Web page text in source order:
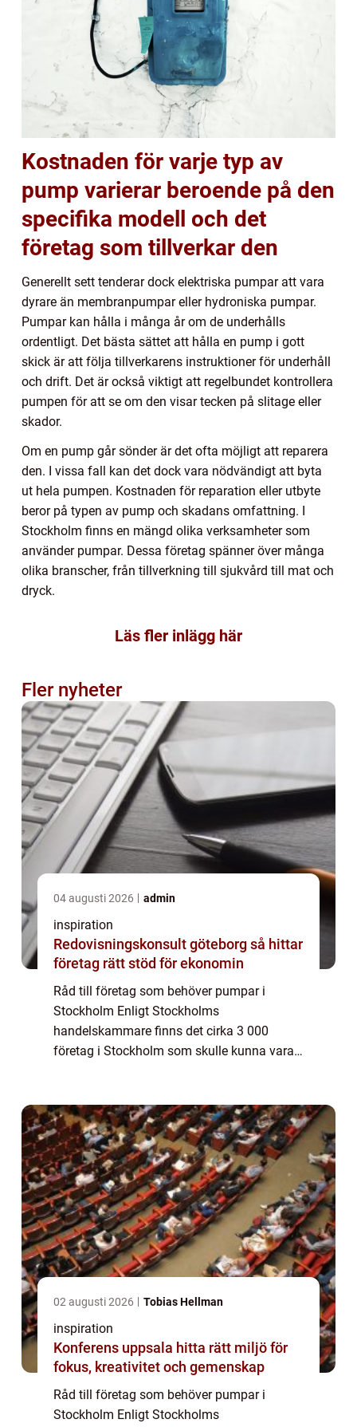
Kostnaden för varje typ av
pump varierar beroende på den
specifika modell och det
företag som tillverkar den
Generellt sett tenderar dock elektriska pumpar att vara
dyrare än membranpumpar eller hydroniska pumpar.
Pumpar kan hålla i många år om de underhålls
ordentligt. Det bästa sättet att hålla en pump i gott
skick är att följa tillverkarens instruktioner för underhåll
och drift. Det är också viktigt att regelbundet kontrollera
pumpen för att se om den visar tecken på slitage eller
skador.
Om en pump går sönder är det ofta möjligt att reparera
den. I vissa fall kan det dock vara nödvändigt att byta
ut hela pumpen. Kostnaden för reparation eller utbyte
beror på typen av pump och skadans omfattning. I
Stockholm finns en mängd olika verksamheter som
använder pumpar. Dessa företag spänner över många
olika branscher, från tillverkning till sjukvård till mat och
dryck.
Läs fler inlägg här
Fler nyheter
04 augusti 2026 admin
inspiration
Redovisningskonsult göteborg så hittar
företag rätt stöd för ekonomin
Råd till företag som behöver pumpar i
Stockholm Enligt Stockholms
handelskammare finns det cirka 3 000
företag i Stockholm som skulle kunna vara i
branscher, inklusive ...
02 augusti 2026 Tobias Hellman
inspiration
Konferens uppsala hitta rätt miljö för
fokus, kreativitet och gemenskap
Råd till företag som behöver pumpar i
Stockholm Enligt Stockholms